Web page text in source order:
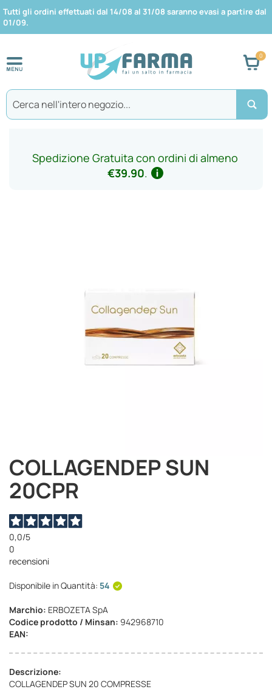
Tutti gli ordini effettuati dal 14/08 al 31/08 saranno evasi a partire dal
01/09.
Spedizione Gratuita con ordini di almeno
€39.90.
COLLAGENDEP SUN
20CPR
0,0/5
0
recensioni
Disponibile in Quantità: 54
Marchio: ERBOZETA SpA
Codice prodotto / Minsan: 942968710
EAN:
Descrizione:
COLLAGENDEP SUN 20 COMPRESSE
Vai
all'inizio
della
galleria
immagini